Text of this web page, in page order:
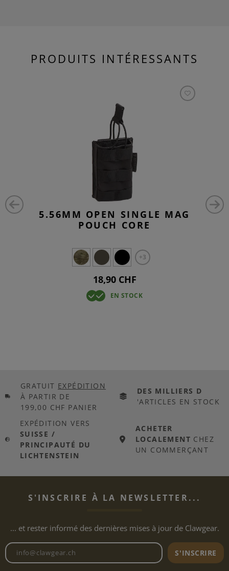
PRODUITS INTÉRESSANTS
5.56MM OPEN SINGLE MAG
POUCH CORE
+3
18,90 CHF
EN STOCK
GRATUIT EXPÉDITION
À PARTIR DE
199,00 CHF PANIER
DES MILLIERS D
'ARTICLES EN STOCK
EXPÉDITION VERS
SUISSE /
PRINCIPAUTÉ DU
LICHTENSTEIN
ACHETER
LOCALEMENT CHEZ
UN COMMERÇANT
S'INSCRIRE À LA NEWSLETTER...
... et rester informé des dernières mises à jour de Clawgear.
Adresse e-mail de laS'INSCRIRE